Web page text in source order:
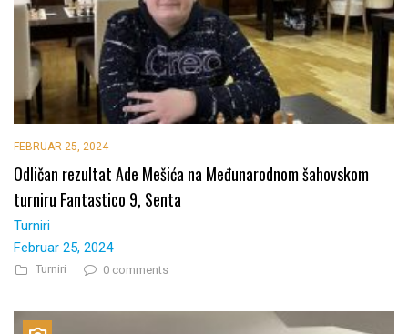
FEBRUAR 25, 2024
Odličan rezultat Ade Mešića na Međunarodnom šahovskom
turniru Fantastico 9, Senta
Turniri
Februar 25, 2024
Turniri 0 comments